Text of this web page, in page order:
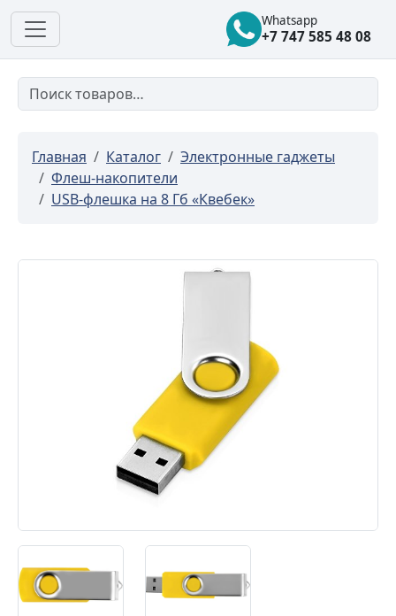
Whatsapp
+7 747 585 48 08
Главная Каталог
Электронные гаджеты
Флеш-накопители
USB-флешка на 8 Гб «Квебек»